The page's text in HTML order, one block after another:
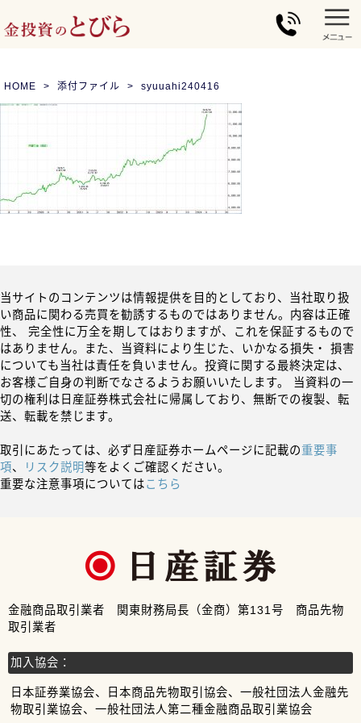
HOME 添付ファイル syuuahi240416
当サイトのコンテンツは情報提供を目的としており、当社取り扱
い商品に関わる売買を勧誘するものではありません。内容は正確
性、 完全性に万全を期してはおりますが、これを保証するもので
はありません。また、当資料により生じた、いかなる損失・ 損害
についても当社は責任を負いません。投資に関する最終決定は、
お客様ご自身の判断でなさるようお願いいたします。 当資料の一
切の権利は日産証券株式会社に帰属しており、無断での複製、転
送、転載を禁じます。
取引にあたっては、必ず日産証券ホームページに記載の重要事
項、 リスク説明等をよくご確認ください。
重要な注意事項についてはこちら
金融商品取引業者 関東財務局長（金商）第131号 商品先物
取引業者
加入協会：
日本証券業協会、日本商品先物取引協会、一般社団法人金融先
物取引業協会、一般社団法人第二種金融商品取引業協会